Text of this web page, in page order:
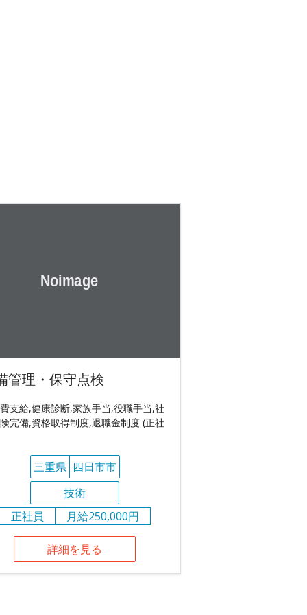
管理・保守点検
支給,健康診断,家族手当,役職手当,社
完備,資格取得制度,退職金制度 (正社
三重県 四日市市
技術
正社員
月給250,000円
詳細を見る